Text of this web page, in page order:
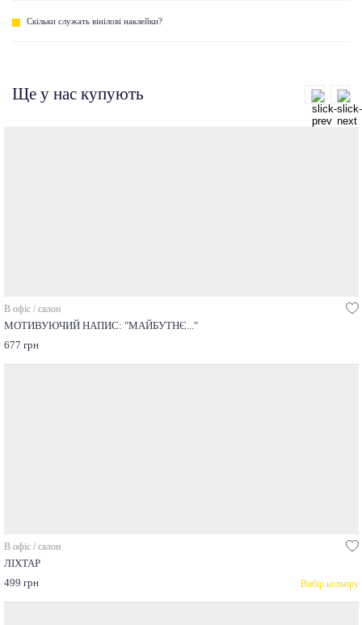
Скільки служать вінілові наклейки?
Ще у нас купують
В офіс / салон
МОТИВУЮЧИЙ НАПИС: "МАЙБУТНЄ..."
677 грн
В офіс / салон
ЛІХТАР
499 грн
Вибір кольору